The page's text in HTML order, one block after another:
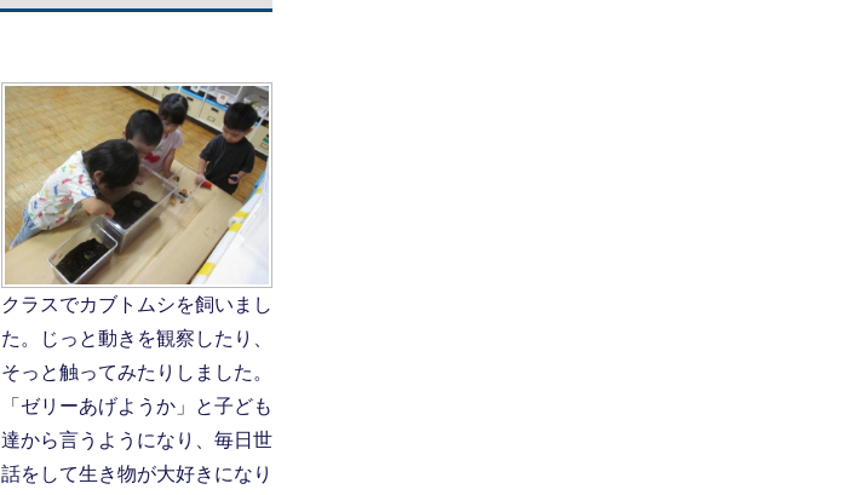
クラスでカブトムシを飼いまし
た。じっと動きを観察したり、
そっと触ってみたりしました。
「ゼリーあげようか」と子ども
達から言うようになり、毎日世
話をして生き物が大好きになり